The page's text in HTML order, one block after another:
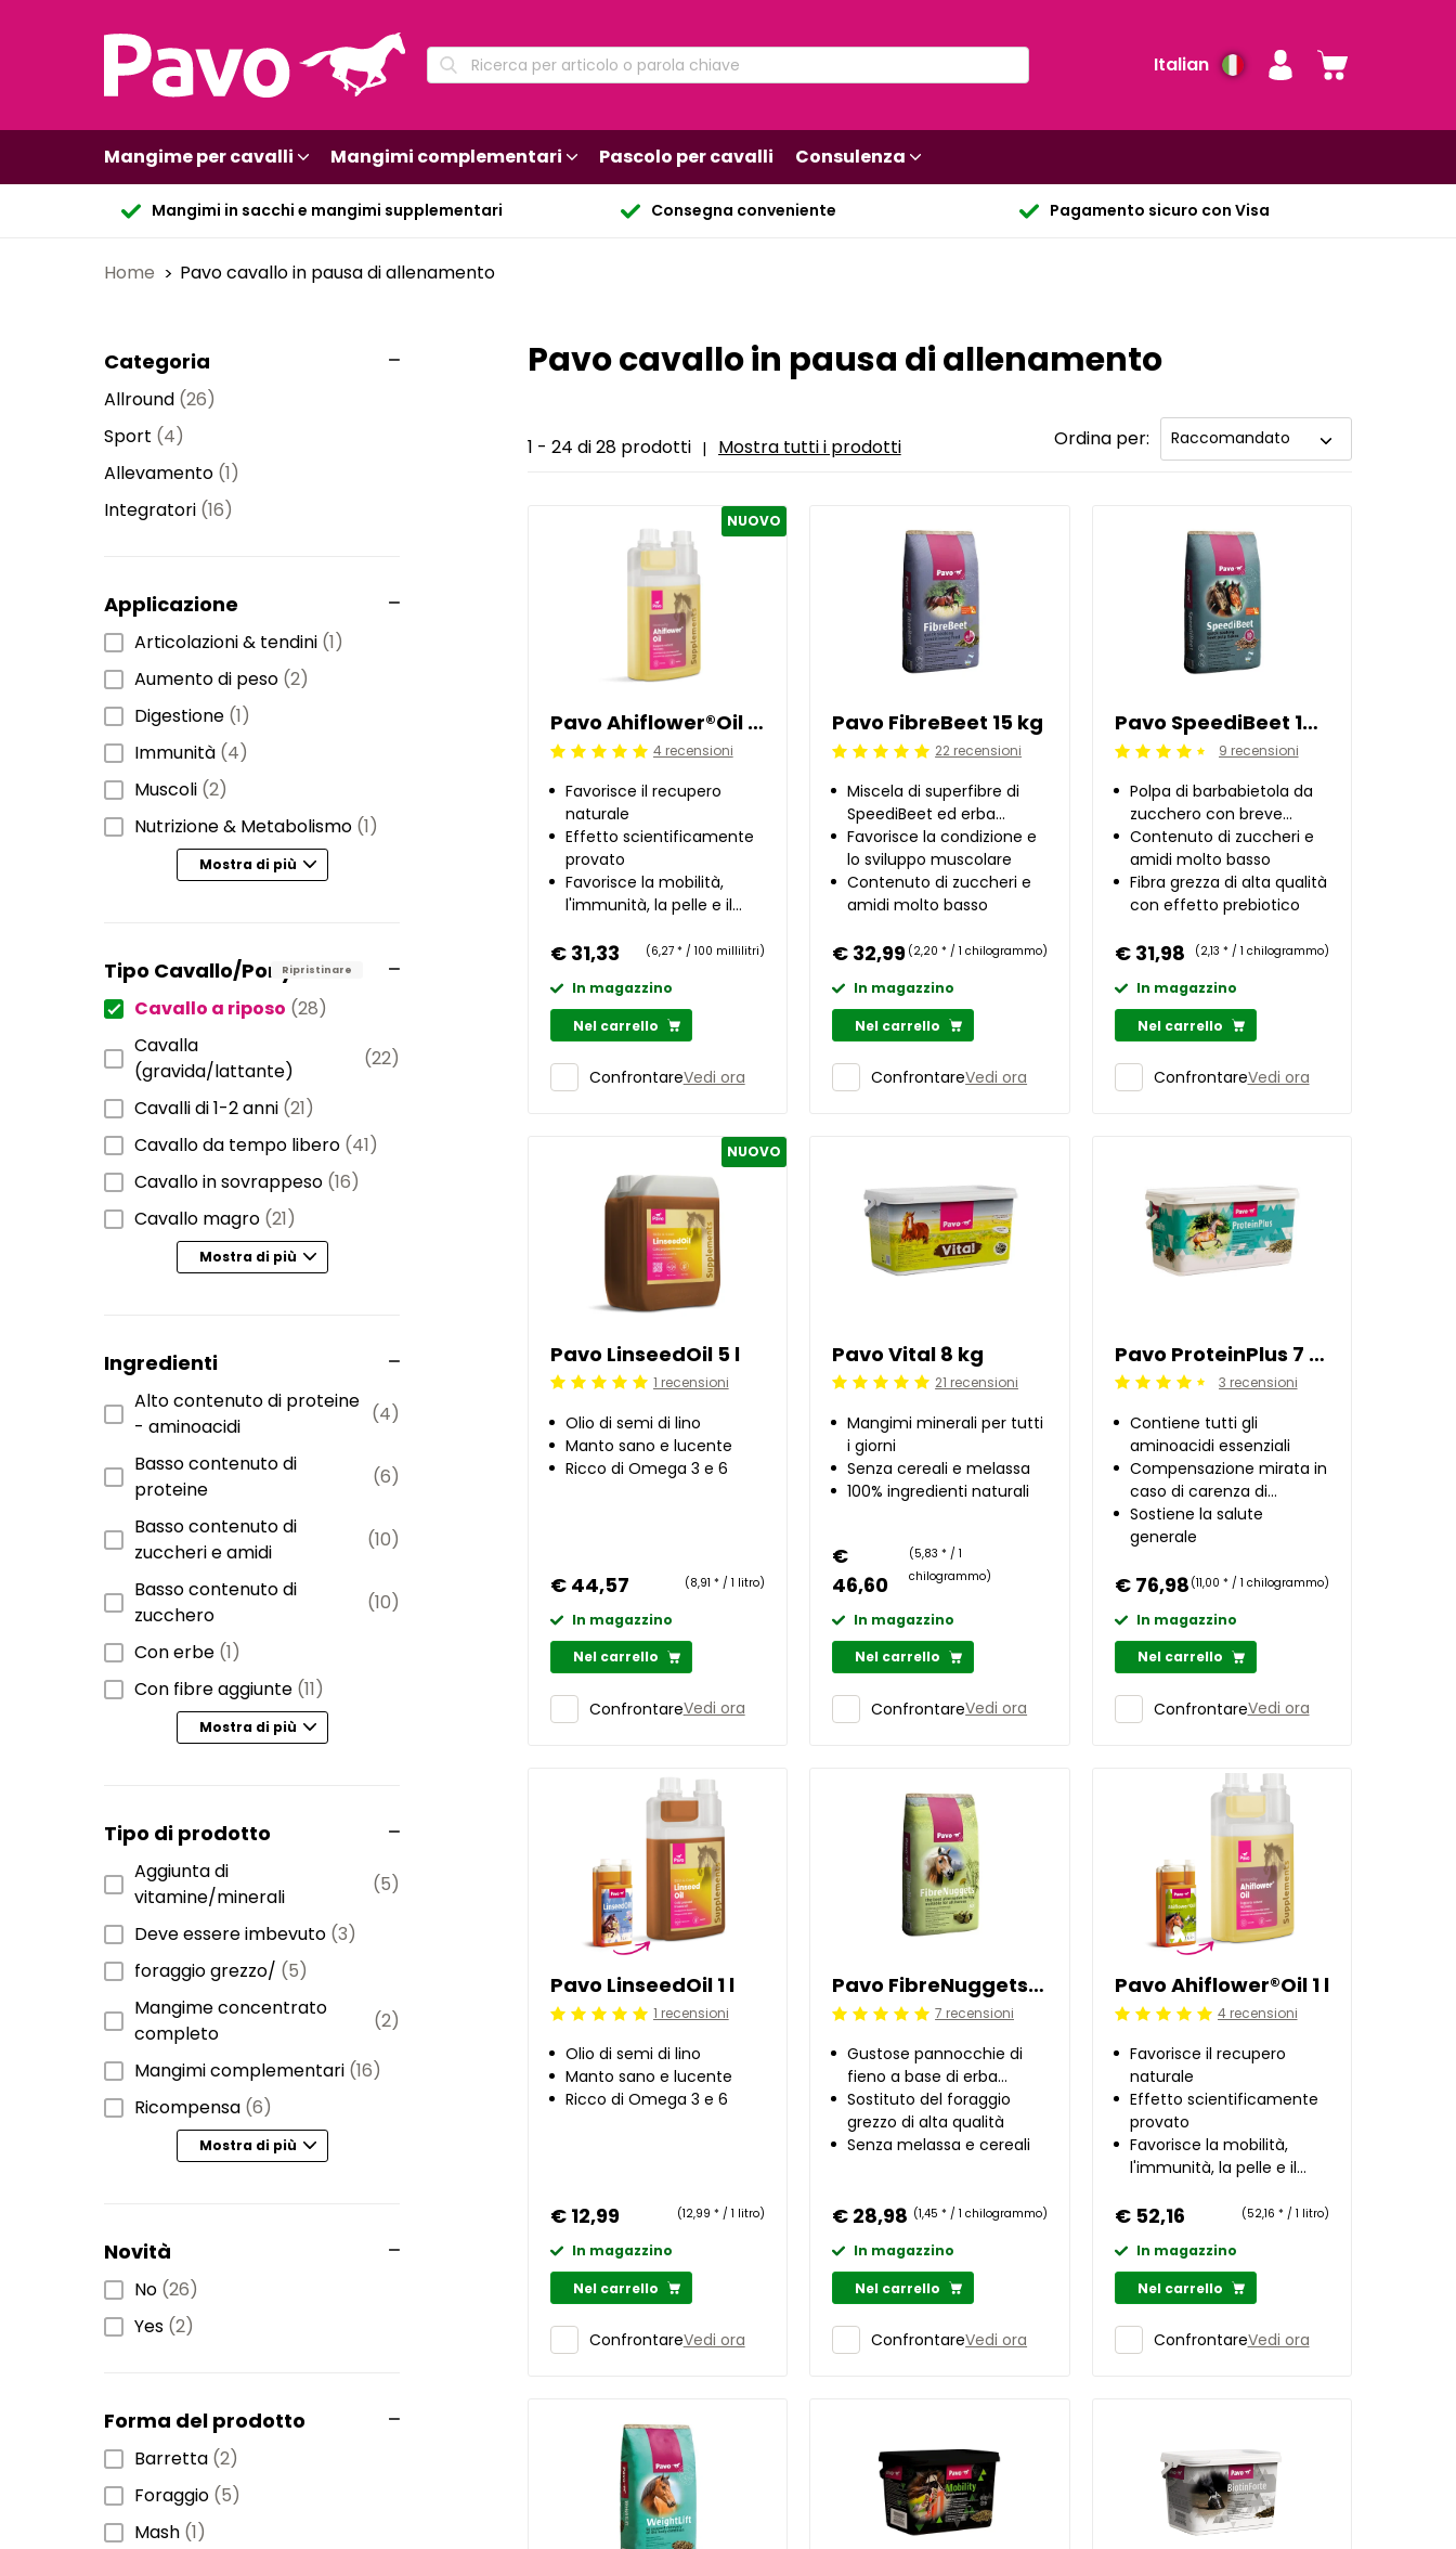
Italian
Mangime per cavalli Mangimi complementari Pascolo per cavalli Consulenza
Mangimi in sacchi e mangimi supplementari Consegna conveniente Pagamento sicuro con Visa
Home Pavo cavallo in pausa di allenamento
Categoria
Allround (26)
Sport (4)
Allevamento (1)
Integratori (16)
Applicazione
Articolazioni & tendini (1)
Aumento di peso (2)
Digestione (1)
Immunità (4)
Muscoli (2)
Nutrizione & Metabolismo (1)
Mostra di più
Tipo Cavallo/PonyRipristinare
Cavallo a riposo (28)
Cavalla
(gravida/lattante)
(22)
Cavalli di 1-2 anni (21)
Cavallo da tempo libero (41)
Cavallo in sovrappeso (16)
Cavallo magro (21)
Mostra di più
Ingredienti
Alto contenuto di proteine
- aminoacidi
(4)
Basso contenuto di
proteine
(6)
Basso contenuto di
zuccheri e amidi
(10)
Basso contenuto di
zucchero
(10)
Con erbe (1)
Con fibre aggiunte (11)
Mostra di più
Tipo di prodotto
Aggiunta di
vitamine/minerali
(5)
Deve essere imbevuto (3)
foraggio grezzo/ (5)
Mangime concentrato
completo
(2)
Mangimi complementari (16)
Ricompensa (6)
Mostra di più
Novità
No (26)
Yes (2)
Forma del prodotto
Barretta (2)
Foraggio (5)
Mash (1)
Pavo cavallo in pausa di allenamento
1 - 24 di 28 prodotti | Mostra tutti i prodotti Ordina per:
NUOVO
Pavo Ahiflower®Oil 0.5 l
Beoordeling: 5/54 recensioni
Favorisce il recupero
naturale
Effetto scientificamente
provato
Favorisce la mobilità,
l'immunità, la pelle e il
€ 31,33 (6,27 * / 100 millilitri)
In magazzino
Nel carrello
ConfrontareVedi ora
Pavo FibreBeet 15 kg
Beoordeling: 5/522 recensioni
Miscela di superfibre di
SpeediBeet ed erba
medica
Favorisce la condizione e
lo sviluppo muscolare
Contenuto di zuccheri e
amidi molto basso
€ 32,99 (2,20 * / 1 chilogrammo)
In magazzino
Nel carrello
ConfrontareVedi ora
Pavo SpeediBeet 15 kg
Beoordeling: 4.5/59 recensioni
Polpa di barbabietola da
zucchero con breve
tempo di ammollo
Contenuto di zuccheri e
amidi molto basso
Fibra grezza di alta qualità
con effetto prebiotico
€ 31,98 (2,13 * / 1 chilogrammo)
In magazzino
Nel carrello
ConfrontareVedi ora
NUOVO
Pavo LinseedOil 5 l
Beoordeling: 5/51 recensioni
Olio di semi di lino
Manto sano e lucente
Ricco di Omega 3 e 6
€ 44,57 (8,91 * / 1 litro)
In magazzino
Nel carrello
ConfrontareVedi ora
Pavo Vital 8 kg
Beoordeling: 5/521 recensioni
Mangimi minerali per tutti
i giorni
Senza cereali e melassa
100% ingredienti naturali
€
46,60
(5,83 * / 1
chilogrammo)
In magazzino
Nel carrello
ConfrontareVedi ora
Pavo ProteinPlus 7 kg
Beoordeling: 4.5/53 recensioni
Contiene tutti gli
aminoacidi essenziali
Compensazione mirata in
caso di carenza di
proteine
Sostiene la salute
generale
€ 76,98 (11,00 * / 1 chilogrammo)
In magazzino
Nel carrello
ConfrontareVedi ora
Pavo LinseedOil 1 l
Beoordeling: 5/51 recensioni
Olio di semi di lino
Manto sano e lucente
Ricco di Omega 3 e 6
€ 12,99 (12,99 * / 1 litro)
In magazzino
Nel carrello
ConfrontareVedi ora
Pavo FibreNuggets 20 kg
Beoordeling: 5/57 recensioni
Gustose pannocchie di
fieno a base di erba
alpina ed erbe alpine
Sostituto del foraggio
grezzo di alta qualità
Senza melassa e cereali
€ 28,98 (1,45 * / 1 chilogrammo)
In magazzino
Nel carrello
ConfrontareVedi ora
Pavo Ahiflower®Oil 1 l
Beoordeling: 5/54 recensioni
Favorisce il recupero
naturale
Effetto scientificamente
provato
Favorisce la mobilità,
l'immunità, la pelle e il
€ 52,16 (52,16 * / 1 litro)
In magazzino
Nel carrello
ConfrontareVedi ora